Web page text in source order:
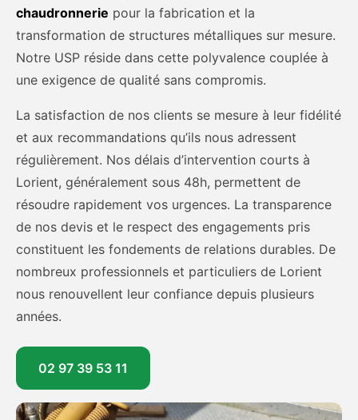
chaudronnerie pour la fabrication et la
transformation de structures métalliques sur mesure.
Notre USP réside dans cette polyvalence couplée à
une exigence de qualité sans compromis.
La satisfaction de nos clients se mesure à leur fidélité
et aux recommandations qu’ils nous adressent
régulièrement. Nos délais d’intervention courts à
Lorient, généralement sous 48h, permettent de
résoudre rapidement vos urgences. La transparence
de nos devis et le respect des engagements pris
constituent les fondements de relations durables. De
nombreux professionnels et particuliers de Lorient
nous renouvellent leur confiance depuis plusieurs
années.
02 97 39 53 11